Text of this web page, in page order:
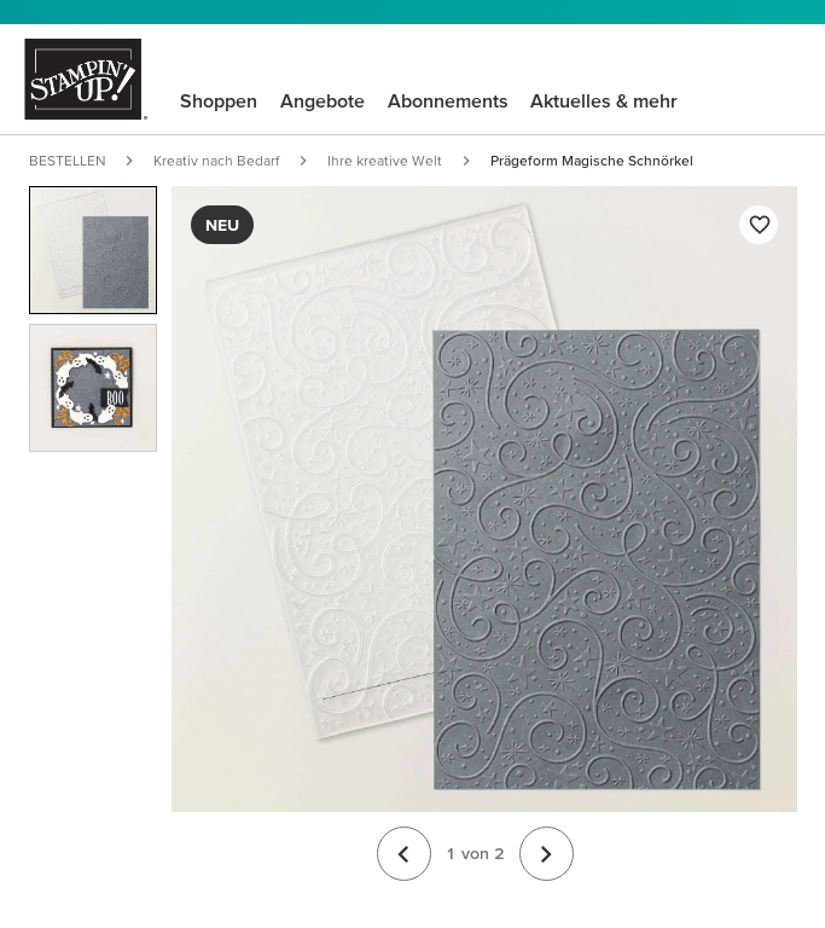
Shoppen Angebote Abonnements Aktuelles & mehr
BESTELLEN Kreativ nach Bedarf Ihre kreative Welt Prägeform Magische Schnörkel
NEU
1 von 2